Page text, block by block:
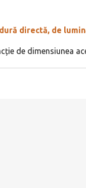
directă, de
de dimensiunea